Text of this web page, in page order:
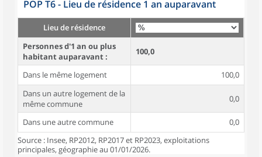
POP T6 - Lieu de résidence 1 an auparavant
Lieu de résidence
Personnes d'1 an ou plus
habitant auparavant :
100,0
Dans le même logement
100,0
Dans un autre logement de la
même commune
0,0
Dans une autre commune
0,0
Source : Insee, RP2012, RP2017 et RP2023, exploitations
principales, géographie au 01/01/2026.